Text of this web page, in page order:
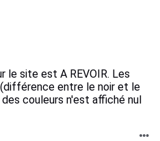
le site est A REVOIR. Les
entre le noir et le
couleurs n'est affiché nul